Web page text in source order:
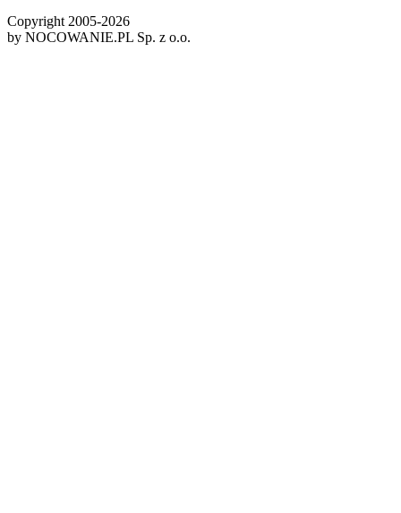
Copyright 2005-2026
by NOCOWANIE.PL Sp. z o.o.